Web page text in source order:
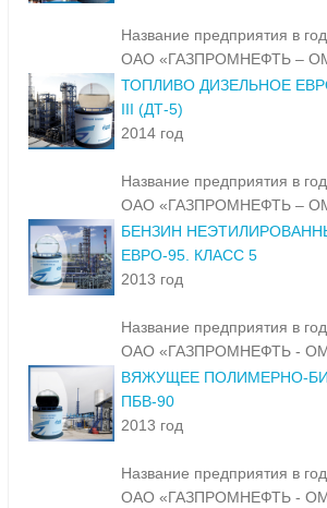
Название предприятия в
ОАО «ГАЗПРОМНЕФТЬ –
ТОПЛИВО ДИЗЕЛЬНОЕ
III (ДТ-5)
2014 год
Название предприятия в
ОАО «ГАЗПРОМНЕФТЬ –
БЕНЗИН
ЕВРО-95. КЛАСС 5
2013 год
Название предприятия в
ОАО «ГАЗПРОМНЕФТЬ -
ВЯЖУЩЕЕ ПОЛИМЕРНО-
ПБВ-90
2013 год
Название предприятия в
ОАО «ГАЗПРОМНЕФТЬ -